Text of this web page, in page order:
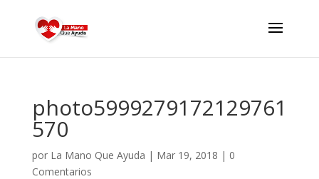
photo5999279172129761
570
por La Mano Que Ayuda | Mar 19, 2018 | 0
Comentarios